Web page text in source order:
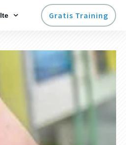
Gratis Training